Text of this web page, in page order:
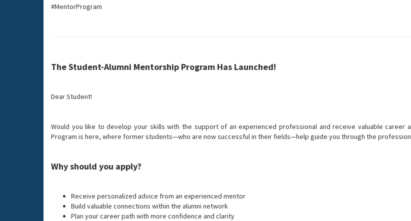
#MentorProgram
The Student-Alumni Mentorship Program Has Launched!
Dear Student!
Would you like to develop your skills with the support of an experienced professional and receive valuable career
Program is here, where former students—who are now successful in their fields—help guide you through the
Why should you apply?
Receive personalized advice from an experienced mentor
Build valuable connections within the alumni network
Plan your career path with more confidence and clarity